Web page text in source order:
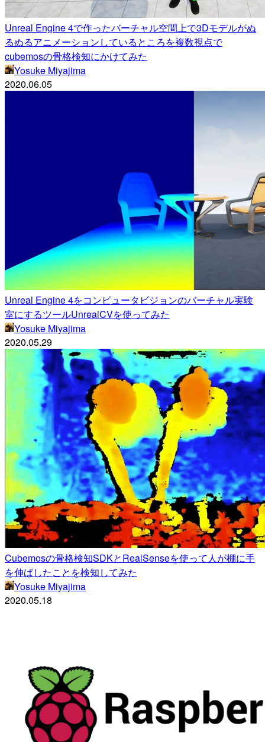
Unreal Engine 4で作ったバーチャル空間上で3Dモデルがぬ
るぬるアニメーションしているところを複数視点で
cubemosの骨格検知にかけてみた
Yosuke Miyajima
2020.06.05
Unreal Engine 4をコンピュータビジョンのバーチャル実験
室にするツールUnrealCVを使ってみた
Yosuke Miyajima
2020.05.29
Cubemosの骨格検知SDKとRealSenseを使って人が棚に手
を伸ばしたことを検知してみた
Yosuke Miyajima
2020.05.18